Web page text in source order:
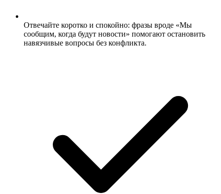
Отвечайте коротко и спокойно: фразы вроде «Мы
сообщим, когда будут новости» помогают остановить
навязчивые вопросы без конфликта.